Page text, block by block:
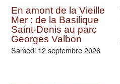
En amont de la Vieille
Mer : de la Basilique
Saint-Denis au parc
Georges Valbon
Samedi 12 septembre 2026